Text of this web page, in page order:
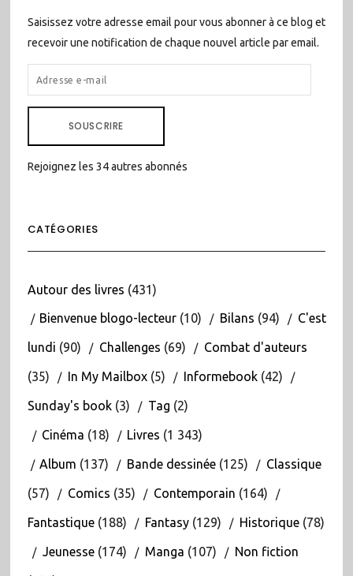
Saisissez votre adresse email pour vous abonner à ce blog et
recevoir une notification de chaque nouvel article par email.
ADRESSE
E-
SOUSCRIRE
Rejoignez les 34 autres abonnés
CATÉGORIES
Autour des livres (431)
Bienvenue blogo-lecteur(10) Bilans (94) C'est
lundi (90) Challenges (69) Combat d'auteurs
(35) In My Mailbox(5) Informebook(42)
Sunday's book(3) Tag (2)
Cinéma (18) Livres (1 343)
Album (137) Bande dessinée(125) Classique
(57) Comics (35) Contemporain (164)
Fantastique(188) Fantasy(129) Historique(78)
Jeunesse(174) Manga (107) Non fiction